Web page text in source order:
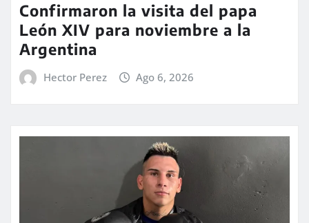
Confirmaron la visita del papa
León XIV para noviembre a la
Argentina
Hector Perez Ago 6, 2026